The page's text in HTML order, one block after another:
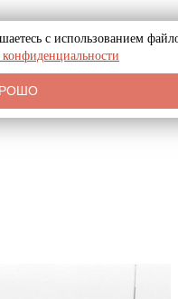
с использованием